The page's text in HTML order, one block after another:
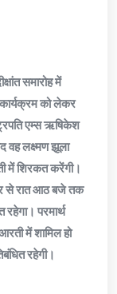
समारोह में
कार्यक्रम को लेकर
एम्स ऋषिकेश
वह लक्ष्मण झूला
में शिरकत करेंगी।
से रात आठ बजे तक
परमार्थ
में शामिल हो
रहेगी।